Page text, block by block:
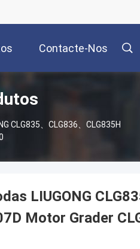
Contacte-Nos
CLG835、CLG836、CLG835H
LIUGONG
Motor Grader